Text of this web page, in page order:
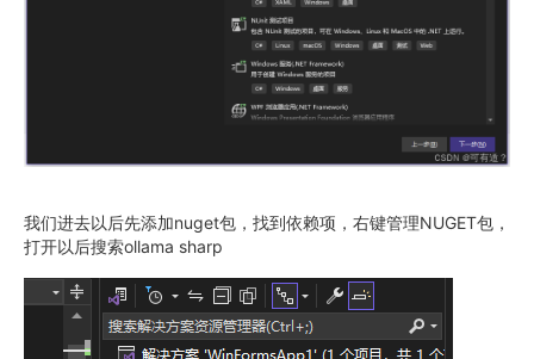
我们进去以后先添加nuget包，找到依赖项，右键管理NUGET包，
打开以后搜索ollama sharp